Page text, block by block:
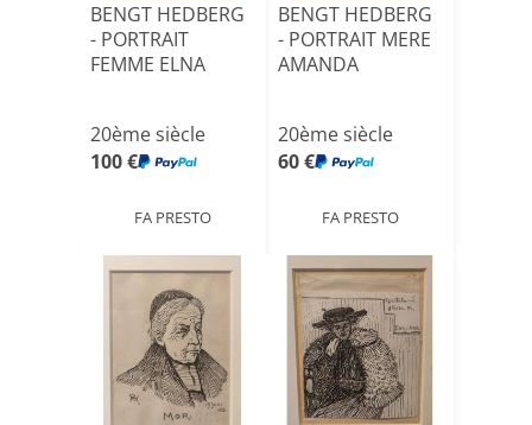
BENGT HEDBERG
- PORTRAIT
FEMME ELNA
20ème siècle
100 €
FA PRESTO
BENGT HEDBERG
- PORTRAIT MERE
AMANDA
20ème siècle
60 €
FA PRESTO